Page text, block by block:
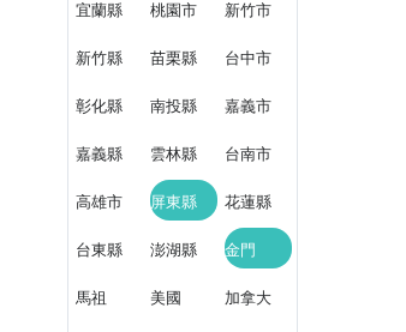
宜蘭縣 桃園市 新竹市
新竹縣 苗栗縣 台中市
彰化縣 南投縣 嘉義市
嘉義縣 雲林縣 台南市
高雄市 屏東縣 花蓮縣
台東縣 澎湖縣 金門
馬祖 美國 加拿大